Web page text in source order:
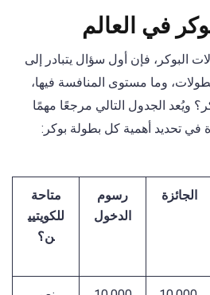
في العالم
البوكر، فإن أول سؤال يتبادر إلى
وما مستوى المنافسة فيها،
ويُعد الجدول التالي مرجعًا مهمًا
في تحديد أهمية كل بطولة بوكر:
الجائزة
رسوم
الدخول
متاحة
للكويتيي
ن؟